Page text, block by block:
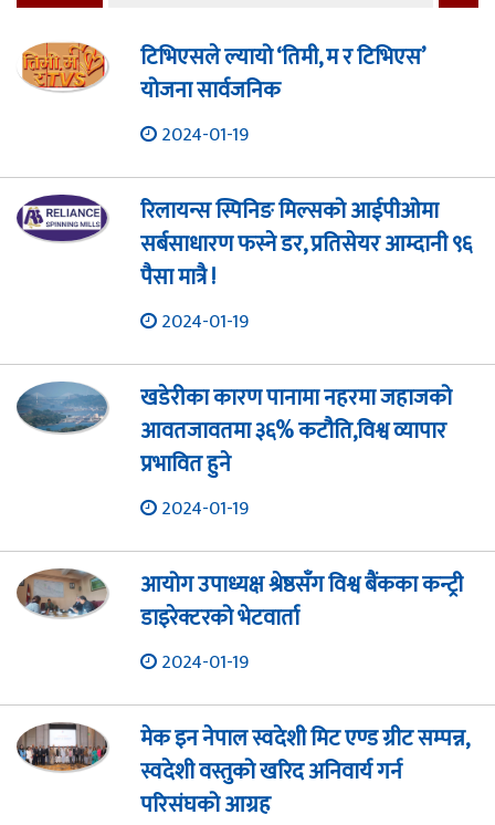
टिभिएसले ल्यायो ‘तिमी, म र टिभिएस’
योजना सार्वजनिक
2024-01-19
रिलायन्स स्पिनिङ मिल्सको आईपीओमा
सर्बसाधारण फस्ने डर, प्रतिसेयर आम्दानी ९६
पैसा मात्रै !
2024-01-19
खडेरीका कारण पानामा नहरमा जहाजको
आवतजावतमा ३६% कटौति,विश्व व्यापार
प्रभावित हुने
2024-01-19
आयोग उपाध्यक्ष श्रेष्ठसँग विश्व बैंकका कन्ट्री
डाइरेक्टरको भेटवार्ता
2024-01-19
मेक इन नेपाल स्वदेशी मिट एण्ड ग्रीट सम्पन्न,
स्वदेशी वस्तुको खरिद अनिवार्य गर्न
परिसंघको आग्रह